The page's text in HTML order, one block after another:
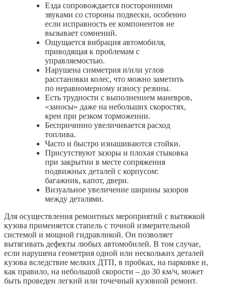
Езда сопровождается посторонними
звуками со стороны подвески, особенно
если исправность ее компонентов не
вызывает сомнений.
Ощущается вибрация автомобиля,
приводящая к проблемам с
управляемостью.
Нарушена симметрия и/или углов
расстановки колес, что можно заметить
по неравномерному износу резины.
Есть трудности с выполнением маневров,
«заносы» даже на небольших скоростях,
крен при резком торможении.
Беспричинно увеличивается расход
топлива.
Часто и быстро изнашиваются стойки.
Присутствуют зазоры и плохая стыковка
при закрытии в месте сопряжения
подвижных деталей с корпусом:
багажник, капот, двери.
Визуальное увеличение ширины зазоров
между деталями.
Для осуществления ремонтных мероприятий с вытяжкой
кузова применяется стапель с точной измерительной
системой и мощной гидравликой. Он позволяет
вытягивать дефекты любых автомобилей. В том случае,
если нарушена геометрия одной или нескольких деталей
кузова вследствие мелких ДТП, в пробках, на парковке и,
как правило, на небольшой скорости – до 30 км/ч, может
быть проведен легкий или точечный кузовной ремонт.